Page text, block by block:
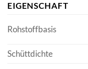
EIGENSCHAFT
Rohstoffbasis
Schüttdichte